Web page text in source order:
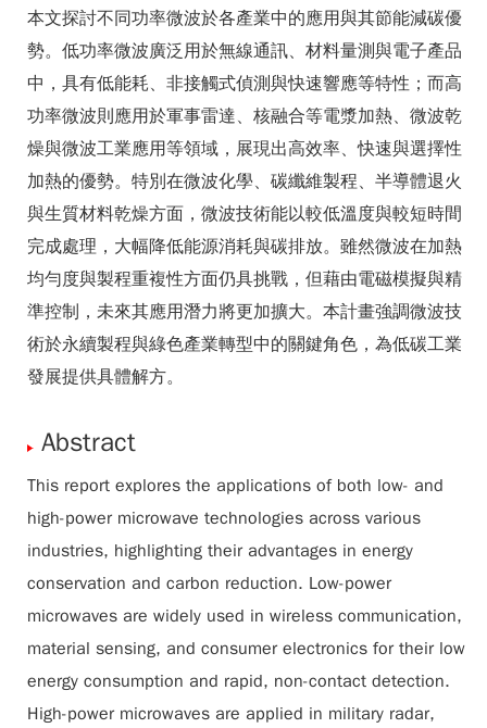
本文探討不同功率微波於各產業中的應用與其節能減碳優
勢。低功率微波廣泛用於無線通訊、材料量測與電子產品
中，具有低能耗、非接觸式偵測與快速響應等特性；而高
功率微波則應用於軍事雷達、核融合等電漿加熱、微波乾
燥與微波工業應用等領域，展現出高效率、快速與選擇性
加熱的優勢。特別在微波化學、碳纖維製程、半導體退火
與生質材料乾燥方面，微波技術能以較低溫度與較短時間
完成處理，大幅降低能源消耗與碳排放。雖然微波在加熱
均勻度與製程重複性方面仍具挑戰，但藉由電磁模擬與精
準控制，未來其應用潛力將更加擴大。本計畫強調微波技
術於永續製程與綠色產業轉型中的關鍵角色，為低碳工業
發展提供具體解方。
Abstract
This report explores the applications of both low- and
high-power microwave technologies across various
industries, highlighting their advantages in energy
conservation and carbon reduction. Low-power
microwaves are widely used in wireless communication,
material sensing, and consumer electronics for their low
energy consumption and rapid, non-contact detection.
High-power microwaves are applied in military radar,